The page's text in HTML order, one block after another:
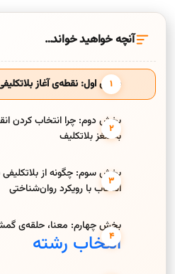
آنچه خواهید خواند…
بخش اول: نقطه‌ی آغاز
بخش دوم: چرا انتخاب کردن
به مغز بلاتکلیف
بخش سوم: چگونه از بلاتکلیفی
انتخاب با رویکرد روان‌شناختی
بخش چهارم: معنا، حلقه‌ی
انتخاب رشته